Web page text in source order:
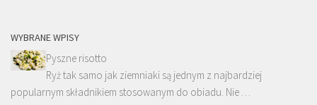
WYBRANE WPISY
Pyszne risotto
Ryż tak samo jak ziemniaki są jednym z najbardziej
popularnym składnikiem stosowanym do obiadu. Nie …